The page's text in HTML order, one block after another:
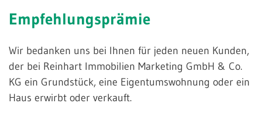
Empfehlungsprämie
Wir bedanken uns bei Ihnen für jeden neuen Kunden,
der bei Reinhart Immobilien Marketing GmbH & Co.
KG ein Grundstück, eine Eigentumswohnung oder ein
Haus erwirbt oder verkauft.